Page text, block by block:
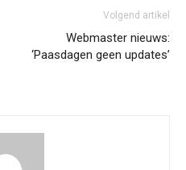
Volgend artikel
Webmaster nieuws:
‘Paasdagen geen updates’